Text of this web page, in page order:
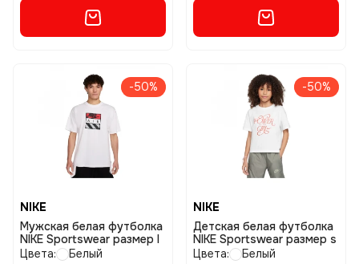
-50%
NIKE
Мужская белая футболка
NIKE Sportswear размер l
Цвета:
Белый
-50%
NIKE
Детская белая футболка
NIKE Sportswear размер s
Цвета:
Белый